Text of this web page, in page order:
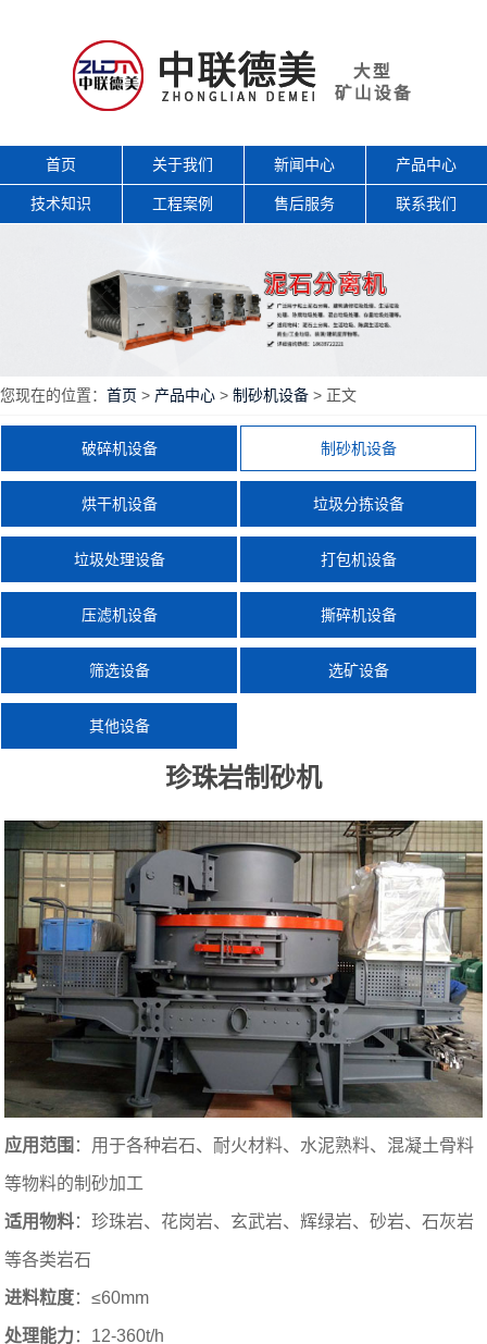
首页 关于我们 新闻中心 产品中心
技术知识 工程案例 售后服务 联系我们
您现在的位置： 首页 > 产品中心 > 制砂机设备 > 正文
破碎机设备 制砂机设备
烘干机设备 垃圾分拣设备
垃圾处理设备 打包机设备
压滤机设备 撕碎机设备
筛选设备 选矿设备
其他设备
珍珠岩制砂机
应用范围 ：用于各种岩石、耐火材料、水泥熟料、混凝土骨料
等物料的制砂加工
适用物料：珍珠岩、花岗岩、玄武岩、辉绿岩、砂岩、石灰岩
等各类岩石
进料粒度：≤60mm
处理能力 ：12-360t/h